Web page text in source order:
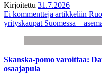
Kirjoitettu 31.7.2026
Ei kommentteja artikkeliin
yrityskaupat Suomessa –
Skanska-pomo varoittaa:
osaajapula